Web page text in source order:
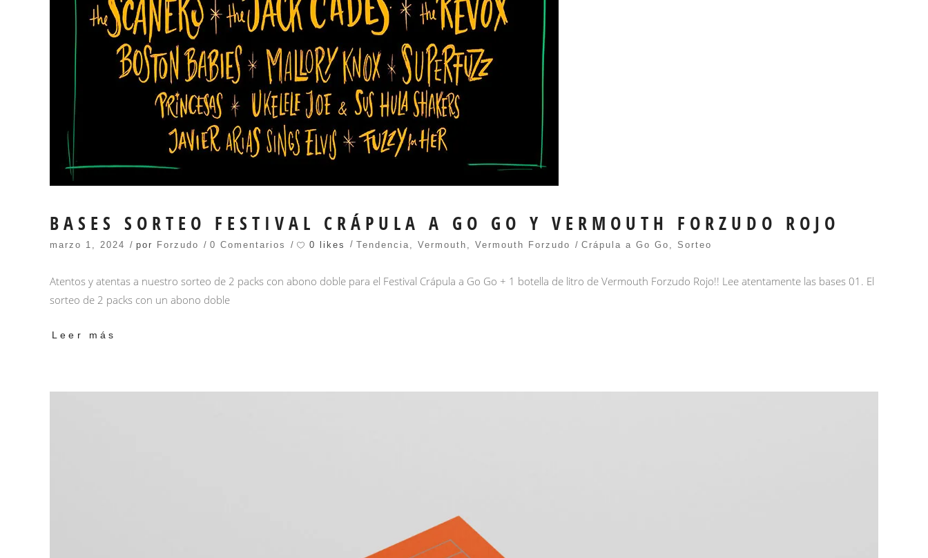
BASES SORTEO FESTIVAL CRÁPULA A GO GO Y VERMOUTH FORZUDO ROJO
marzo 1, 2024 por Forzudo 0 Comentarios 0 likes Tendencia, Vermouth , Vermouth Forzudo Crápula a Go Go , Sorteo
Atentos y atentas a nuestro sorteo de 2 packs con abono doble para el Festival Crápula a Go Go + 1 botella de litro de Vermouth Forzudo Rojo!! Lee atentamente las bases 01. El
sorteo de 2 packs con un abono doble
Leer más